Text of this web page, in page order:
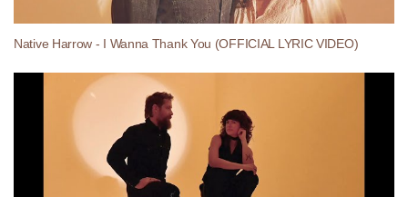
Native Harrow - I Wanna Thank You (OFFICIAL LYRIC VIDEO)